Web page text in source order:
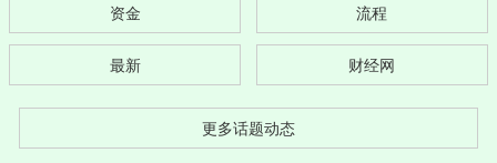
资金 流程
最新 财经网
更多话题动态